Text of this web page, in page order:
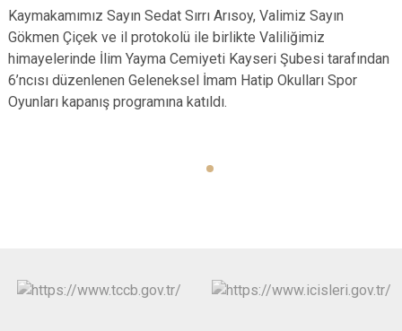
Kocasinan
Melikgazi
Yahyalı
Yeşilhisar
Kaymakamımız Sayın Sedat Sırrı Arısoy, Valimiz Sayın
Gökmen Çiçek ve il protokolü ile birlikte Valiliğimiz
himayelerinde İlim Yayma Cemiyeti Kayseri Şubesi tarafından
6’ncısı düzenlenen Geleneksel İmam Hatip Okulları Spor
Oyunları kapanış programına katıldı.